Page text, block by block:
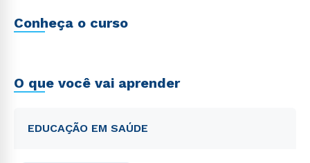
Conheça o curso
O que você vai aprender
EDUCAÇÃO EM SAÚDE